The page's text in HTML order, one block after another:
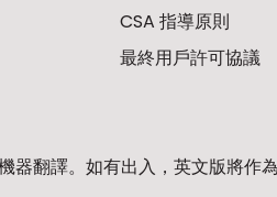
CSA 指導原則
最終用戶許可協議
器翻譯。如有出入，英文版將作為